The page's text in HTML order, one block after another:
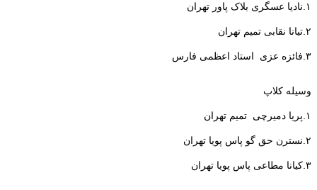
۱.نادیا عسگری بلاک پاور تهران
۲.تیانا نقابی تمیم تهران
۳.فائزه عزی استاد اعظمی فارس
وسیله کلاپ
۱.پریا دمیرچی تمیم تهران
۲.نسترن حق گو پاس پویا تهران
۳.کیانا مطاعی پاس پویا تهران